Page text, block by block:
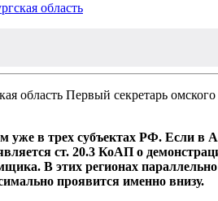
область
Первый секретарь
в трех субъектах РФ. Если в
ст. 20.3 КоАП о
В этих регионах
проявится именно внизу.